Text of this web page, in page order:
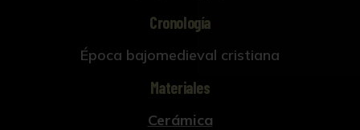
Cronología
Época bajomedieval cristiana
Materiales
Cerámica